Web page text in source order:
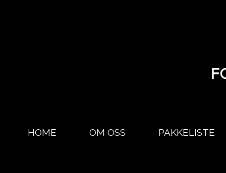
HOME OM OSS PAKKELISTE